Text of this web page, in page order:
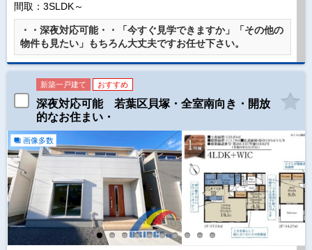
間取：3SLDK～
・・深夜対応可能・・「今すぐ見学できますか」「その他の
物件も見たい」もちろん大丈夫ですお任せ下さい。
新築一戸建て おすすめ
深夜対応可能 若葉区貝塚・全室南向き・開放
的なお住まい・
画像多数